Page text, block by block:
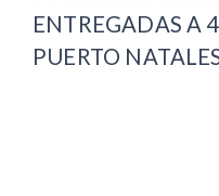
ENTREGADAS A
PUERTO